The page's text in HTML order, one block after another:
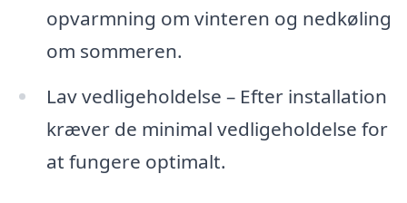
opvarmning om vinteren og nedkøling
om sommeren.
Lav vedligeholdelse – Efter installation
kræver de minimal vedligeholdelse for
at fungere optimalt.